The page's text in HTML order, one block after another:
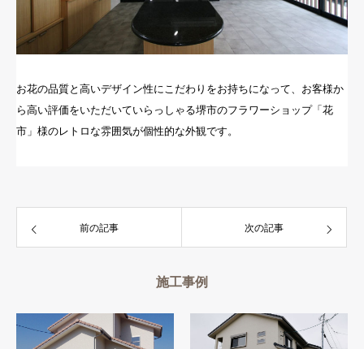
お花の品質と高いデザイン性にこだわりをお持ちになって、お客様か
ら高い評価をいただいていらっしゃる堺市のフラワーショップ「花
市」様のレトロな雰囲気が個性的な外観です。
前の記事 次の記事
施工事例